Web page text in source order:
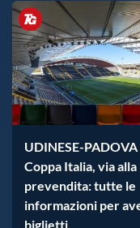
UDINESE-PADOVA
Coppa Italia, via alla
prevendita: tutte le
informazioni per
biglietti